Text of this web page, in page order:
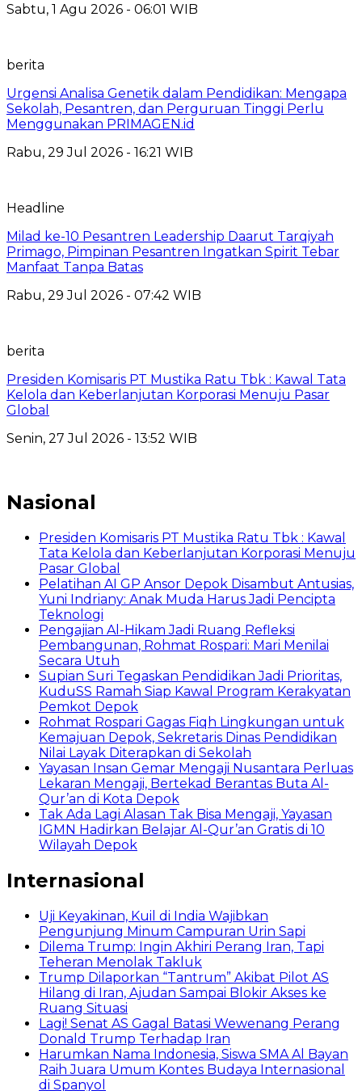
Sabtu, 1 Agu 2026 - 06:01 WIB
berita
Urgensi Analisa Genetik dalam Pendidikan: Mengapa
Sekolah, Pesantren, dan Perguruan Tinggi Perlu
Menggunakan PRIMAGEN.id
Rabu, 29 Jul 2026 - 16:21 WIB
Headline
Milad ke-10 Pesantren Leadership Daarut Tarqiyah
Primago, Pimpinan Pesantren Ingatkan Spirit Tebar
Manfaat Tanpa Batas
Rabu, 29 Jul 2026 - 07:42 WIB
berita
Presiden Komisaris PT Mustika Ratu Tbk : Kawal Tata
Kelola dan Keberlanjutan Korporasi Menuju Pasar
Global
Senin, 27 Jul 2026 - 13:52 WIB
Nasional
Presiden Komisaris PT Mustika Ratu Tbk : Kawal
Tata Kelola dan Keberlanjutan Korporasi Menuju
Pasar Global
Pelatihan AI GP Ansor Depok Disambut Antusias,
Yuni Indriany: Anak Muda Harus Jadi Pencipta
Teknologi
Pengajian Al-Hikam Jadi Ruang Refleksi
Pembangunan, Rohmat Rospari: Mari Menilai
Secara Utuh
Supian Suri Tegaskan Pendidikan Jadi Prioritas,
KuduSS Ramah Siap Kawal Program Kerakyatan
Pemkot Depok
Rohmat Rospari Gagas Fiqh Lingkungan untuk
Kemajuan Depok, Sekretaris Dinas Pendidikan
Nilai Layak Diterapkan di Sekolah
Yayasan Insan Gemar Mengaji Nusantara Perluas
Lekaran Mengaji, Bertekad Berantas Buta Al-
Qur’an di Kota Depok
Tak Ada Lagi Alasan Tak Bisa Mengaji, Yayasan
IGMN Hadirkan Belajar Al-Qur’an Gratis di 10
Wilayah Depok
Internasional
Uji Keyakinan, Kuil di India Wajibkan
Pengunjung Minum Campuran Urin Sapi
Dilema Trump: Ingin Akhiri Perang Iran, Tapi
Teheran Menolak Takluk
Trump Dilaporkan “Tantrum” Akibat Pilot AS
Hilang di Iran, Ajudan Sampai Blokir Akses ke
Ruang Situasi
Lagi! Senat AS Gagal Batasi Wewenang Perang
Donald Trump Terhadap Iran
Harumkan Nama Indonesia, Siswa SMA Al Bayan
Raih Juara Umum Kontes Budaya Internasional
di Spanyol